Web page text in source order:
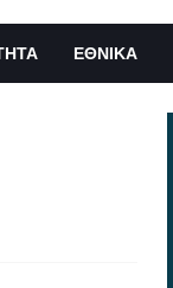
ΕΘΝΙΚΑ